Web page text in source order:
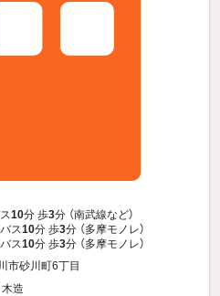
10分 歩3分 （南武線など）
ス10分 歩3分 （多摩モノレ）
ス10分 歩3分 （多摩モノレ）
市砂川町6丁目
造